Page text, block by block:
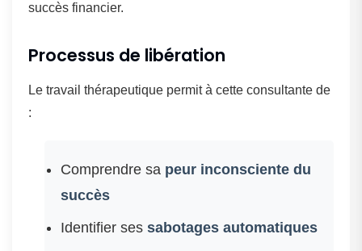
succès financier.
Processus de libération
Le travail thérapeutique permit à cette consultante de
:
Comprendre sa peur inconsciente du
succès
Identifier ses sabotages automatiques